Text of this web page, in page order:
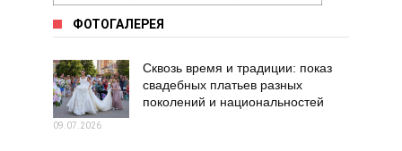
ФОТОГАЛЕРЕЯ
Сквозь время и традиции: показ
свадебных платьев разных
поколений и национальностей
09.07.2026